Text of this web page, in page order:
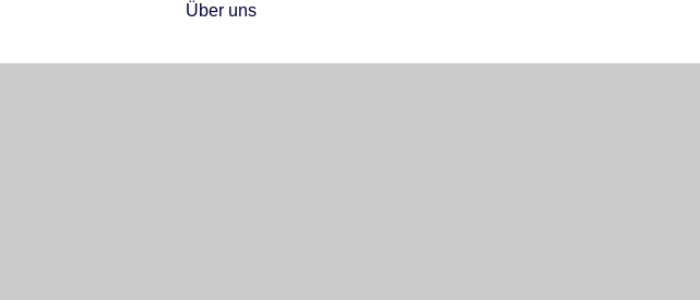
Über uns